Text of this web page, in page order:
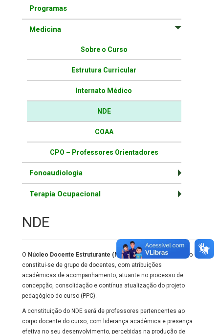
Programas
Medicina
Sobre o Curso
Estrutura Curricular
Internato Médico
NDE
COAA
CPO – Professores Orientadores
Fonoaudiologia
Terapia Ocupacional
NDE
O Núcleo Docente Estruturante (NDE)do curso de graduação
constitui-se de grupo de docentes, com atribuições
acadêmicas de acompanhamento, atuante no processo de
concepção, consolidação e contínua atualização do projeto
pedagógico do curso (PPC).
A constituição do NDE será de professores pertencentes ao
corpo docente do curso, com liderança acadêmica e presença
efetiva no seu desenvolvimento, percebidas na produção de